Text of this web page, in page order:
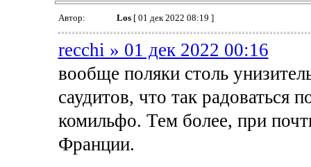
Автор: Los[ 01 дек 2022 08:19 ]
recchi » 01 дек 2022 00:16
вообще поляки столь
саудитов, что так радоваться
комильфо. Тем более, при
Франции.